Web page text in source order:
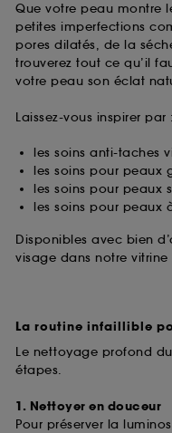
Que votre peau montre
petites imperfections
pores dilatés, de la
trouverez tout ce qu’il
votre peau son éclat
Laissez-vous inspirer par :
les soins anti-taches
les soins pour peaux
les soins pour peaux
les soins pour peaux
Disponibles avec bien
visage dans notre
La routine infaillible
Le nettoyage profond
étapes.
1. Nettoyer en douceur
Pour préserver la